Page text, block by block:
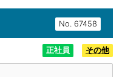
No.
正社員 その他